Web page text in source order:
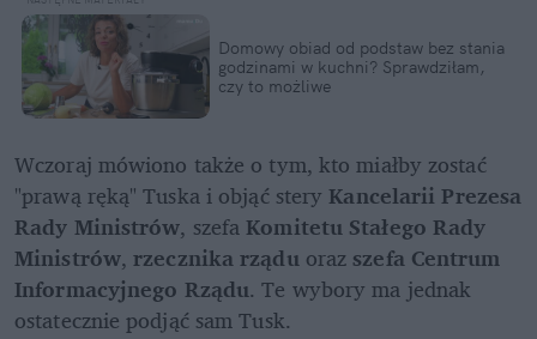
Domowy obiad od podstaw bez stania
godzinami w kuchni? Sprawdziłam,
czy to możliwe
Wczoraj mówiono także o tym, kto miałby zostać
"prawą ręką" Tuska i objąć stery Kancelarii Prezesa
Rady Ministrów, szefa Komitetu Stałego Rady
Ministrów, rzecznika rządu oraz szefa Centrum
Informacyjnego Rządu. Te wybory ma jednak
ostatecznie podjąć sam Tusk.